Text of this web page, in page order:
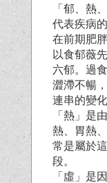
「郁、熱
代表疾病
在前期肥
以食郁薇
六郁。過
澀滯不暢
連串的變化
「熱」是
熱、胃熱
常是屬於
段。
「虛」是